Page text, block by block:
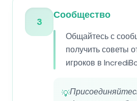
3
Сообщество
Общайтесь с
получить советы
игроков в
💡